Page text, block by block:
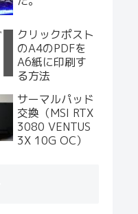
クリックポスト
のA4のPDFを
A6紙に印刷す
る方法
サーマルパッド
交換（MSI RTX
3080 VENTUS
3X 10G OC）